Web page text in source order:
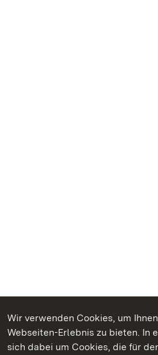
Wir verwenden Cookies, um
Webseiten-Erlebnis zu bieten. In
sich dabei um Cookies, die für
Kommen. Staunen. Genießen.